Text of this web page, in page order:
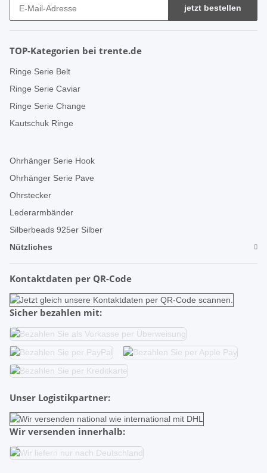
jetzt bestellen
TOP-Kategorien bei trente.de
Ringe Serie Belt
Ringe Serie Caviar
Ringe Serie Change
Kautschuk Ringe
Ohrhänger Serie Hook
Ohrhänger Serie Pave
Ohrstecker
Lederarmbänder
Silberbeads 925er Silber
Nützliches
Kontaktdaten per QR-Code
Sicher bezahlen mit:
Unser Logistikpartner:
Wir versenden innerhalb: